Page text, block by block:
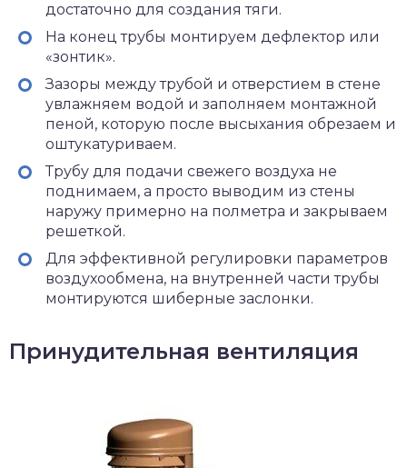
достаточно для создания тяги.
На конец трубы монтируем дефлектор или
«зонтик».
Зазоры между трубой и отверстием в стене
увлажняем водой и заполняем монтажной
пеной, которую после высыхания обрезаем и
оштукатуриваем.
Трубу для подачи свежего воздуха не
поднимаем, а просто выводим из стены
наружу примерно на полметра и закрываем
решеткой.
Для эффективной регулировки параметров
воздухообмена, на внутренней части трубы
монтируются шиберные заслонки.
Принудительная вентиляция